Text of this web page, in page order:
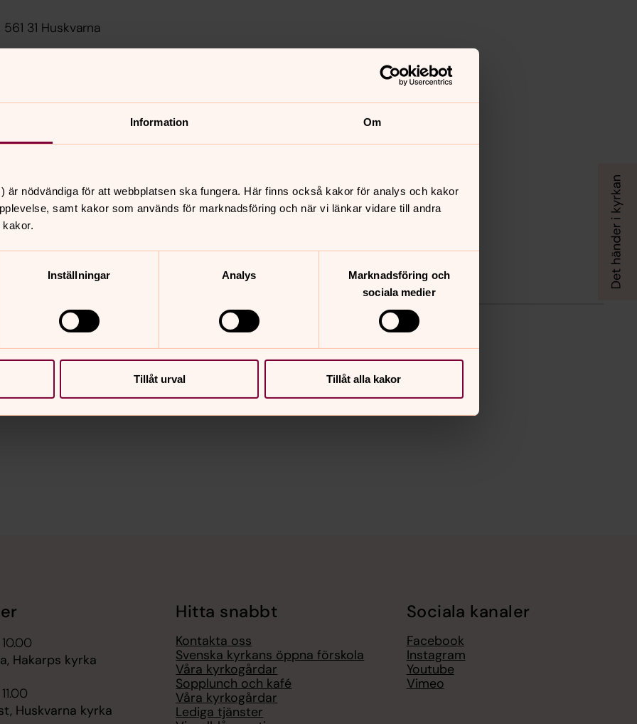
Information Om
är nödvändiga för att webbplatsen ska fungera. Här finns också kakor för analys och kakor
samt kakor som används för marknadsföring och när vi länkar vidare till andra
Inställningar Analys
Marknadsföring och
sociala medier
Tillåt urval Tillåt alla kakor
31 Huskvarna
i markplan i centrum av byggnaden.
i mark- och källarplan (hiss till
Hakarps kyrka
Huskvarna kyrka
Hitta snabbt
Kontakta oss
Svenska kyrkans öppna förskola
Våra kyrkogårdar
Sopplunch och kafé
Våra kyrkogårdar
Lediga tjänster
Sociala kanaler
Facebook
Instagram
Youtube
Vimeo